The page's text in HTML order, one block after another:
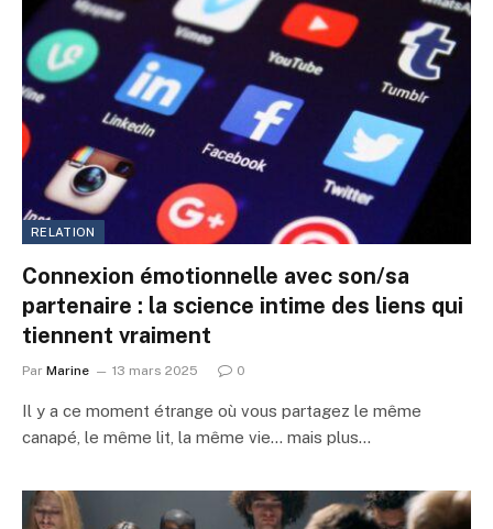
RELATION
Connexion émotionnelle avec son/sa
partenaire : la science intime des liens qui
tiennent vraiment
Par Marine 13 mars 2025 0
Il y a ce moment étrange où vous partagez le même
canapé, le même lit, la même vie… mais plus…